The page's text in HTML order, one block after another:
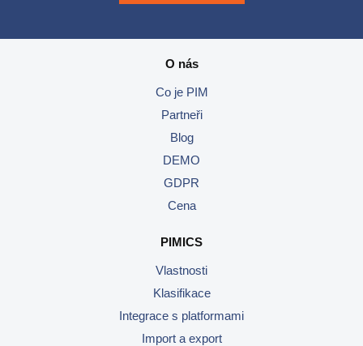
O nás
Co je PIM
Partneři
Blog
DEMO
GDPR
Cena
PIMICS
Vlastnosti
Klasifikace
Integrace s platformami
Import a export